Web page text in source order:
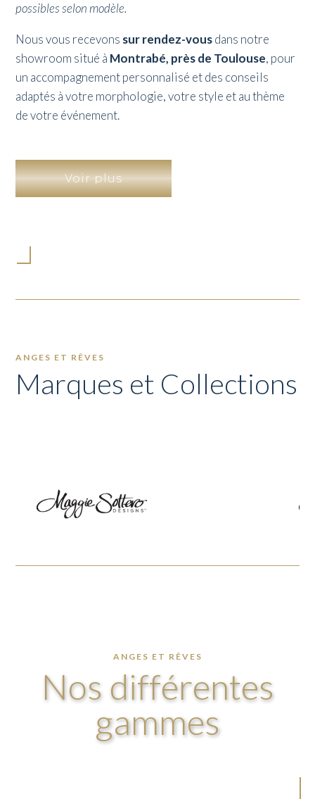
possibles selon modèle.
Nous vous recevons sur rendez-vousdans notre
showroom situé à Montrabé, près de Toulouse, pour
un accompagnement personnalisé et des conseils
adaptés à votre morphologie, votre style et au thème
de votre événement.
Voir plus
ANGES ET RÊVES
Marques et Collections
ANGES ET RÊVES
Nos différentes
gammes